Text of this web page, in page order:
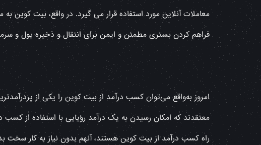
معاملات آنلاین مورد استفاده قرار می گیرد. در واقع، بیت کوین
فراهم کردن بستری مطمئن و ایمن برای انتقال و ذخیره‌ پول و
امروز به‌واقع می‌توان کسب درآمد از بیت کوین را یکی از
معتقدند که امکان رسیدن به یک درآمد رؤیایی با استفاده از کسب
راه کسب درآمد از بیت کوین هستند، آنهم بدون نیاز به کار